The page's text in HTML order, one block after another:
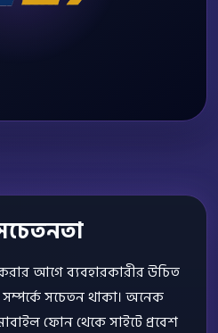
আগে ব্যবহারকারীর উচিত
সচেতন থাকা। অনেক
ফোন থেকে সাইটে প্রবেশ